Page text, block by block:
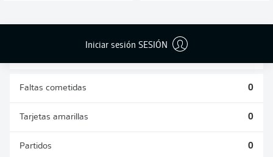
Iniciar sesión SESIÓN
DIVIDIDOS
0
AÉREOS
0
Faltas cometidas 0
Tarjetas amarillas 0
Partidos 0